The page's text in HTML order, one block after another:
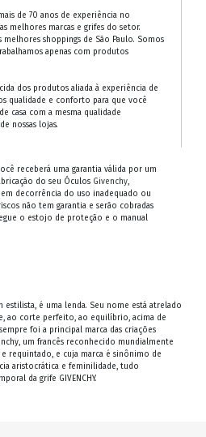
de 70 anos de experiência no
melhores marcas e grifes do setor.
melhores shoppings de São Paulo. Somos
apenas com produtos
dos produtos aliada à experiência de
qualidade e conforto para que você
casa com a mesma qualidade
nossas lojas.
receberá uma garantia válida por um
do seu Óculos Givenchy,
decorrência do uso inadequado ou
não tem garantia e serão cobradas
o estojo de proteção e o manual
estilista, é uma lenda. Seu nome está atrelado
ao corte perfeito, ao equilíbrio, acima de
foi a principal marca das criações
um francês reconhecido mundialmente
requintado, e cuja marca é sinônimo de
aristocrática e feminilidade, tudo
da grife GIVENCHY.